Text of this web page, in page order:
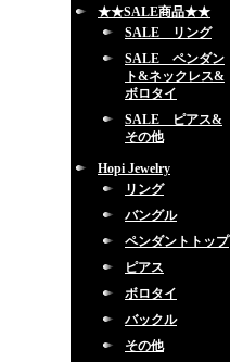
★★SALE商品★★
SALE リング
SALE ペンダン
ト&ネックレス&
ボロタイ
SALE ピアス&
その他
Hopi Jewelry
リング
バングル
ペンダントトップ
ピアス
ボロタイ
バックル
その他